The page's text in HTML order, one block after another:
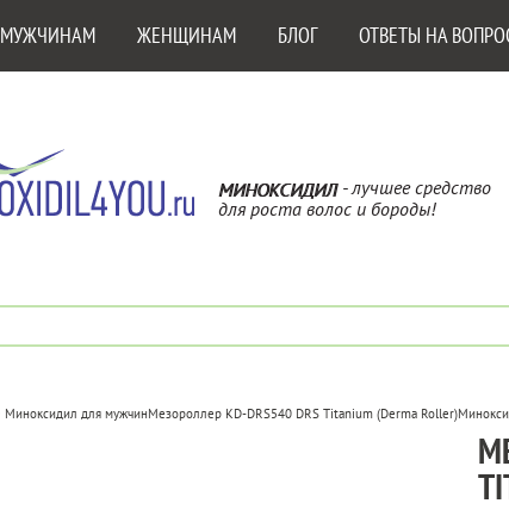
МУЖЧИНАМ ЖЕНЩИНАМ БЛОГ ОТВЕТЫ НА
МИНОКСИДИЛ- лучшее средство
для роста волос и бороды!
Миноксидил для мужчинМезороллер KD-DRS540 DRS Titanium (Derma Roller)